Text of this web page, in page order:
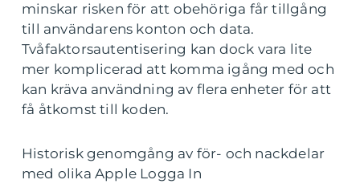
minskar risken för att obehöriga får tillgång
till användarens konton och data.
Tvåfaktorsautentisering kan dock vara lite
mer komplicerad att komma igång med och
kan kräva användning av flera enheter för att
få åtkomst till koden.
Historisk genomgång av för- och nackdelar
med olika Apple Logga In